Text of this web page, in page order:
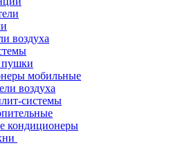
воздуха
пушки
мобильные
воздуха
системы
кондиционеры